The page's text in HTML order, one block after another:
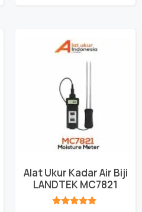
Alat Ukur Kadar Air Biji
LANDTEK MC7821